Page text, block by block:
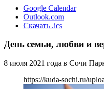
Google Calendar
Outlook.com
Скачать .ics
День семьи, любви и
8 июля 2021 года в Сочи
https://kuda-sochi.ru/